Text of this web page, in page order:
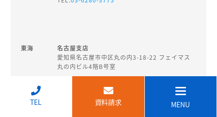
東海
名古屋支店
愛知県名古屋市中区丸の内3-18-22 フェイマス
丸の内ビル4階B号室
静岡県伊東市湯川1-3-3 上條ビル3階A
中部
愛知・静岡・岐阜・三重
TEL 資料請求 MENU